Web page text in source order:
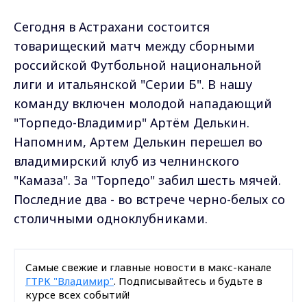
Сегодня в Астрахани состоится
товарищеский матч между сборными
российской Футбольной национальной
лиги и итальянской "Серии Б". В нашу
команду включен молодой нападающий
"Торпедо-Владимир" Артём Делькин.
Напомним, Артем Делькин перешел во
владимирский клуб из челнинского
"Камаза". За "Торпедо" забил шесть мячей.
Последние два - во встрече черно-белых со
столичными одноклубниками.
Самые свежие и главные новости в макс-канале
ГТРК "Владимир". Подписывайтесь и будьте в
курсе всех событий!